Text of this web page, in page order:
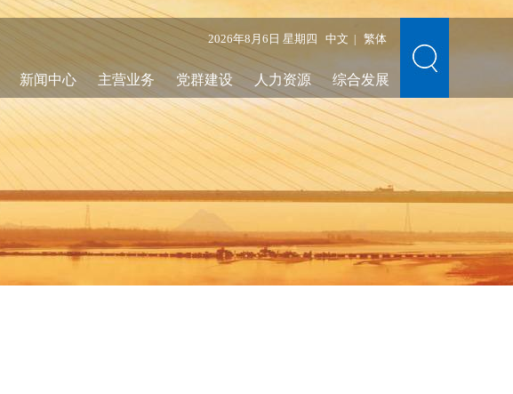
2026年8月6日 星期四 中文 繁体
新闻中心 主营业务 党群建设 人力资源 综合发展